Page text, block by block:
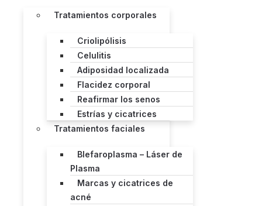
Tratamientos corporales
Criolipólisis
Celulitis
Adiposidad localizada
Flacidez corporal
Reafirmar los senos
Estrías y cicatrices
Tratamientos faciales
Blefaroplasma – Láser de
Plasma
Marcas y cicatrices de
acné